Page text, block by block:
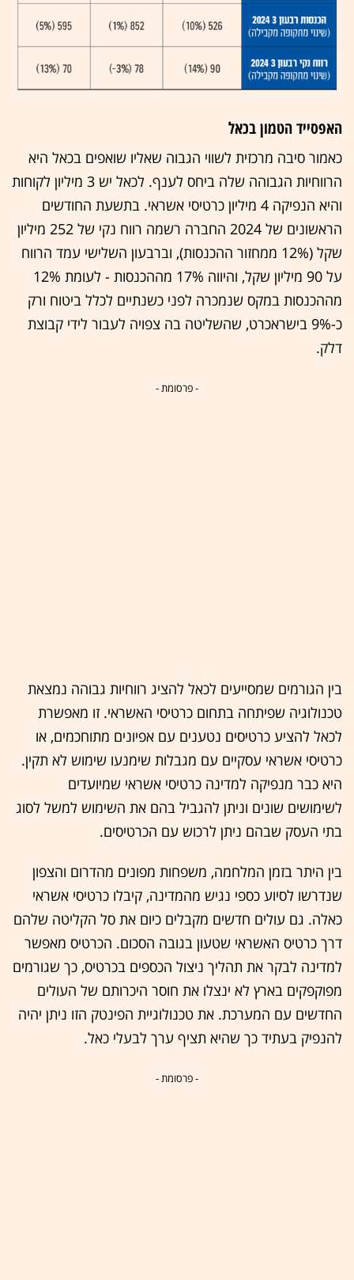
האפסייד הטמון בכאל
כאמור סיבה מרכזית לשווי הגבוה שאליו שואפים בכאל היא
הרווחיות הגבוהה שלה ביחס לענף. לכאל יש 3 מיליון לקוחות
והיא הנפיקה 4 מיליון כרטיסי אשראי. בתשעת החודשים
הראשונים של 2024 החברה רשמה רווח נקי של 252 מיליון
שקל (12% ממחזור ההכנסות), וברבעון השלישי עמד הרווח
על 90 מיליון שקל, והיווה 17% מההכנסות - לעומת 12%
מההכנסות במקס שנמכרה לפני כשנתיים לכלל ביטוח ורק
כ-9% בישראכרט, שהשליטה בה צפויה לעבור לידי קבוצת
דלק.
- פרסומת -
בין הגורמים שמסייעים לכאל להציג רווחיות גבוהה נמצאת
טכנולוגיה שפיתחה בתחום כרטיסי האשראי. זו מאפשרת
לכאל להציע כרטיסים נטענים עם אפיונים מתוחכמים, או
כרטיסי אשראי עסקיים עם מגבלות שימנעו שימוש לא תקין.
היא כבר מנפיקה למדינה כרטיסי אשראי שמיועדים
לשימושים שונים וניתן להגביל בהם את השימוש למשל לסוג
בתי העסק שבהם ניתן לרכוש עם הכרטיסים.
בין היתר בזמן המלחמה, משפחות מפונים מהדרום והצפון
שנדרשו לסיוע כספי נגיש מהמדינה, קיבלו כרטיסי אשראי
כאלה. גם עולים חדשים מקבלים כיום את סל הקליטה שלהם
דרך כרטיס האשראי שטעון בגובה הסכום. הכרטיס מאפשר
למדינה לבקר את תהליך ניצול הכספים בכרטיס, כך שגורמים
מפוקפקים בארץ לא ינצלו את חוסר היכרותם של העולים
החדשים עם המערכת. את טכנולוגיית הפינטק הזו ניתן יהיה
להנפיק בעתיד כך שהיא תציף ערך לבעלי כאל.
- פרסומת -